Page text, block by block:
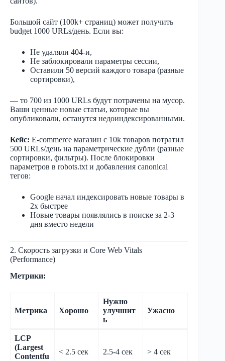
Большой сайт (100k+ страниц) может получить
budget 1000 URLs/день. Если вы:
Не удаляли 404-и,
Не заблокировали параметры сессии,
Оставили 50 версий каждого товара (разные
сортировки),
— то 700 из 1000 URLs будут потрачены на мусор.
Ваши ценные новые статьи, которые вы
опубликовали, останутся недоиндексированными.
Кейс: E-commerce магазин с 10k товаров потратил
500 URLs/день на параметрические дубли (разные
сортировки, фильтры). После блокировки
параметров в robots.txt и добавления canonical
тегов:
Google начал индексировать новые товары в
2x быстрее
Новые товары появлялись в поиске за 2-3
дня вместо недели
2. Скорость загрузки и Core Web Vitals
(Performance)
Метрики:
Метрика Хорошо
Нужно
улучшит
ь
Ужасно
LCP
(Largest
Contentfu
< 2.5 сек 2.5-4 сек > 4 сек